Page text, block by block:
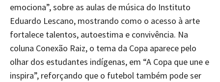
emociona”, sobre as aulas de música do Instituto
Eduardo Lescano, mostrando como o acesso à arte
fortalece talentos, autoestima e convivência. Na
coluna Conexão Raiz, o tema da Copa aparece pelo
olhar dos estudantes indígenas, em “A Copa que une e
inspira”, reforçando que o futebol também pode ser